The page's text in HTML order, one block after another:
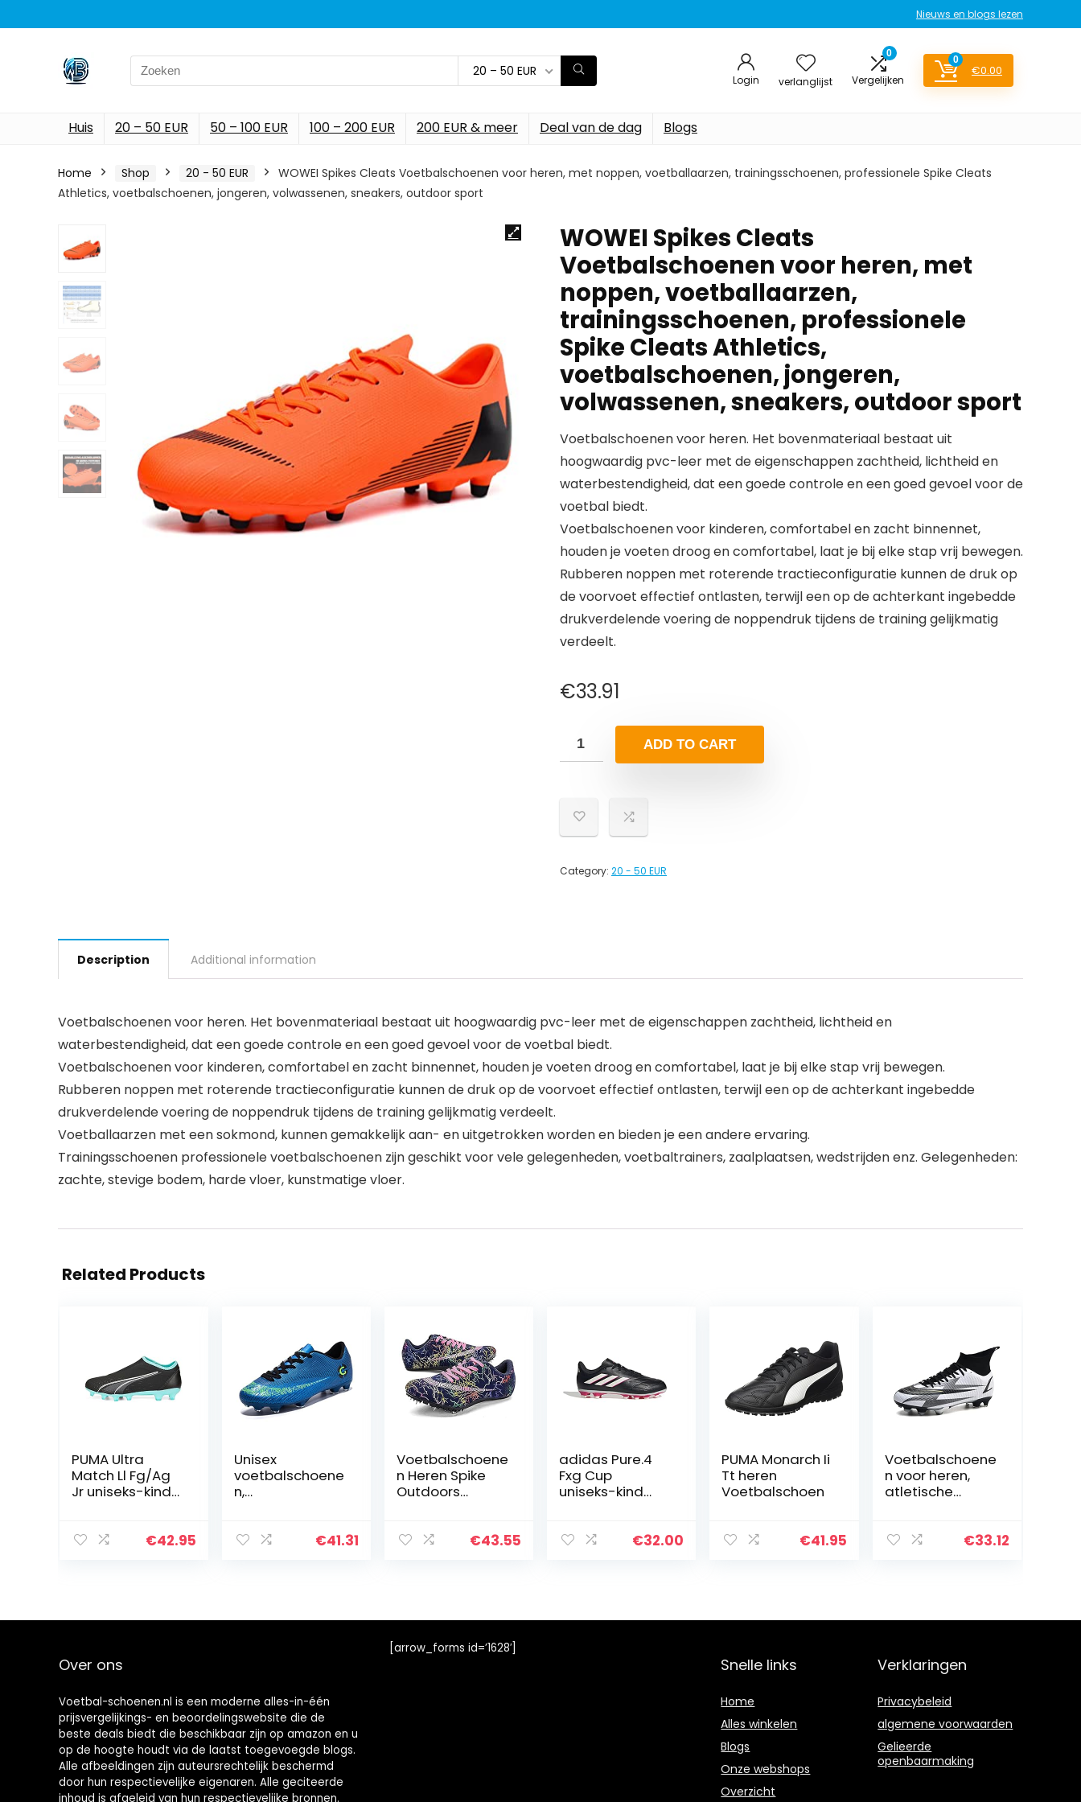
Nieuws en blogs lezen
Search
for:
20 – 50 EUR
Login verlanglijst
0
Vergelijken
0
€0.00
Huis 20 – 50 EUR 50 – 100 EUR 100 – 200 EUR 200 EUR & meer Deal van de dag Blogs
Home Shop 20 - 50 EUR
WOWEI Spikes Cleats Voetbalschoenen voor heren, met noppen, voetballaarzen, trainingsschoenen, professionele Spike Cleats
Athletics, voetbalschoenen, jongeren, volwassenen, sneakers, outdoor sport
WOWEI Spikes Cleats
Voetbalschoenen voor heren, met
noppen, voetballaarzen,
trainingsschoenen, professionele
Spike Cleats Athletics,
voetbalschoenen, jongeren,
volwassenen, sneakers, outdoor sport
Voetbalschoenen voor heren. Het bovenmateriaal bestaat uit
hoogwaardig pvc-leer met de eigenschappen zachtheid, lichtheid en
waterbestendigheid, dat een goede controle en een goed gevoel voor de
voetbal biedt.
Voetbalschoenen voor kinderen, comfortabel en zacht binnennet,
houden je voeten droog en comfortabel, laat je bij elke stap vrij bewegen.
Rubberen noppen met roterende tractieconfiguratie kunnen de druk op
de voorvoet effectief ontlasten, terwijl een op de achterkant ingebedde
drukverdelende voering de noppendruk tijdens de training gelijkmatig
verdeelt.
€33.91
ADD TO CART
Category: 20 - 50 EUR
Description Additional information
Voetbalschoenen voor heren. Het bovenmateriaal bestaat uit hoogwaardig pvc-leer met de eigenschappen zachtheid, lichtheid en
waterbestendigheid, dat een goede controle en een goed gevoel voor de voetbal biedt.
Voetbalschoenen voor kinderen, comfortabel en zacht binnennet, houden je voeten droog en comfortabel, laat je bij elke stap vrij bewegen.
Rubberen noppen met roterende tractieconfiguratie kunnen de druk op de voorvoet effectief ontlasten, terwijl een op de achterkant ingebedde
drukverdelende voering de noppendruk tijdens de training gelijkmatig verdeelt.
Voetballaarzen met een sokmond, kunnen gemakkelijk aan- en uitgetrokken worden en bieden je een andere ervaring.
Trainingsschoenen professionele voetbalschoenen zijn geschikt ​voor vele gelegenheden, voetbaltrainers, zaalplaatsen, wedstrijden enz. Gelegenheden:
zachte, stevige bodem, harde vloer, kunstmatige vloer.
Related Products
PUMA Ultra
Match Ll Fg/Ag
Jr uniseks-kind
€42.95
Unisex
voetbalschoene
n,
AG/TF spikes,
jongens, voor
€41.31
Voetbalschoene
n Heren Spike
Outdoors
Trainingsschoen
Sneakers,zwart,
€43.55
adidas Pure.4
Fxg Cup
uniseks-kind
€32.00
PUMA Monarch Ii
Tt heren
Voetbalschoen
€41.95
Voetbalschoene
n voor heren,
atletische
vaste grond€33.12
Over ons
Voetbal-schoenen.nl is een moderne alles-in-één
prijsvergelijkings- en beoordelingswebsite die de
beste deals biedt die beschikbaar zijn op amazon en u
op de hoogte houdt via de laatst toegevoegde blogs.
Alle afbeeldingen zijn auteursrechtelijk beschermd
door hun respectievelijke eigenaren. Alle geciteerde
inhoud is afgeleid van hun respectievelijke bronnen.
[arrow_forms id=’1628′]
Snelle links
Home
Alles winkelen
Blogs
Onze webshops
Overzicht
Verklaringen
Privacybeleid
algemene voorwaarden
Gelieerde
openbaarmaking